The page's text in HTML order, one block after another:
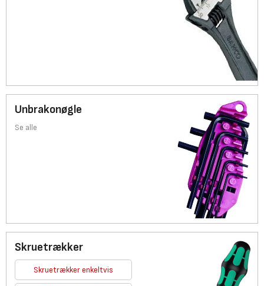
Unbrakonøgle
Se alle
Skruetrækker
Skruetrækker enkeltvis